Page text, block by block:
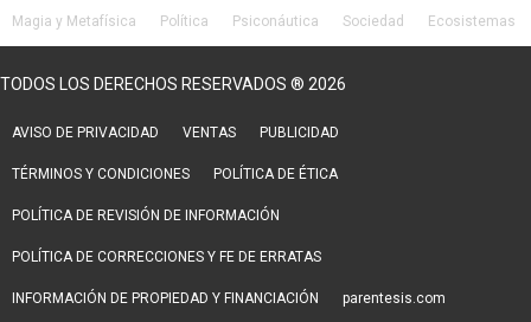
Magia y Metafísica Política Psiconáutica Sociedad Ecosistemas
TODOS LOS DERECHOS RESERVADOS ® 2026
AVISO DE PRIVACIDAD VENTAS PUBLICIDAD
TÉRMINOS Y CONDICIONES POLÍTICA DE ÉTICA
POLÍTICA DE REVISIÓN DE INFORMACIÓN
POLÍTICA DE CORRECCIONES Y FE DE ERRATAS
INFORMACIÓN DE PROPIEDAD Y FINANCIACIÓN parentesis.com